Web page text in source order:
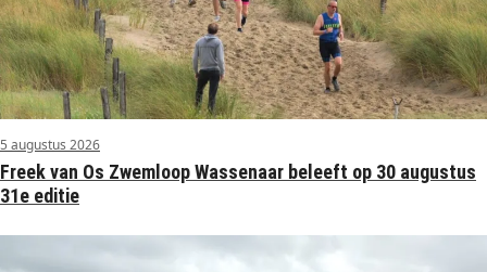
5 augustus 2026
Freek van Os Zwemloop Wassenaar beleeft op 30 augustus
31e editie